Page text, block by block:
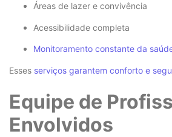
Áreas de lazer e convivência
Acessibilidade completa
Monitoramento constante da
Esses serviços garantem conforto e
Equipe de
Envolvidos